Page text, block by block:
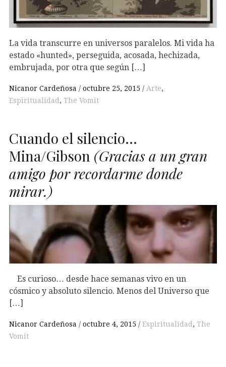
La vida transcurre en universos paralelos. Mi vida ha
estado «hunted», perseguida, acosada, hechizada,
embrujada, por otra que según […]
Nicanor Cardeñosa octubre 25, 2015 Arte,
Espiritualidad , The Vomit
Cuando el silencio…
Mina/Gibson (Gracias a un gran
amigo por recordarme donde
mirar.)
Es curioso… desde hace semanas vivo en un
cósmico y absoluto silencio. Menos del Universo que
[…]
Nicanor Cardeñosa octubre 4, 2015 Espiritualidad , The
Vomit